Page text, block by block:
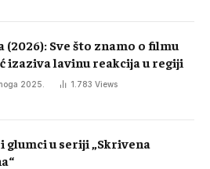
(2026): Sve što znamo o filmu
izaziva lavinu reakcija u regiji
2025. 1.783 Views
glumci u seriji „Skrivena